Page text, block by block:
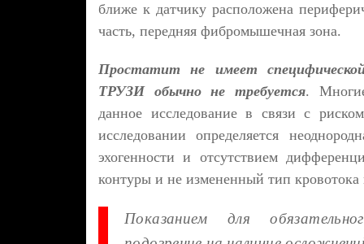
ближе к датчику расположена
часть, передняя фибромышечная зона.
Простатит не имеет
ТРУЗИ обычно не требуется.
данное исследование в связи с
исследовании определяется
эхогенности и отсутствием
контуры и не измененный тип
Показанием для